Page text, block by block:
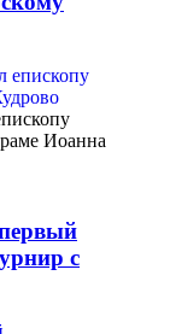
Иоанна
с